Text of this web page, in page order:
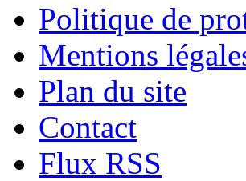
Politique de
Mentions
Plan du site
Contact
Flux RSS